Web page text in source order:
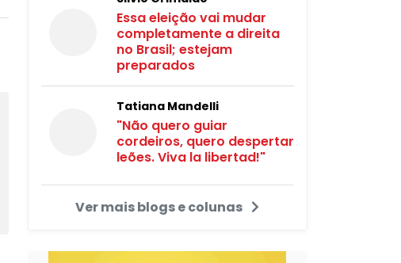
Essa eleição vai mudar
completamente a direita
no Brasil; estejam
preparados
Tatiana Mandelli
"Não quero guiar
cordeiros, quero despertar
leões. Viva la libertad!"
Ver mais blogs e colunas